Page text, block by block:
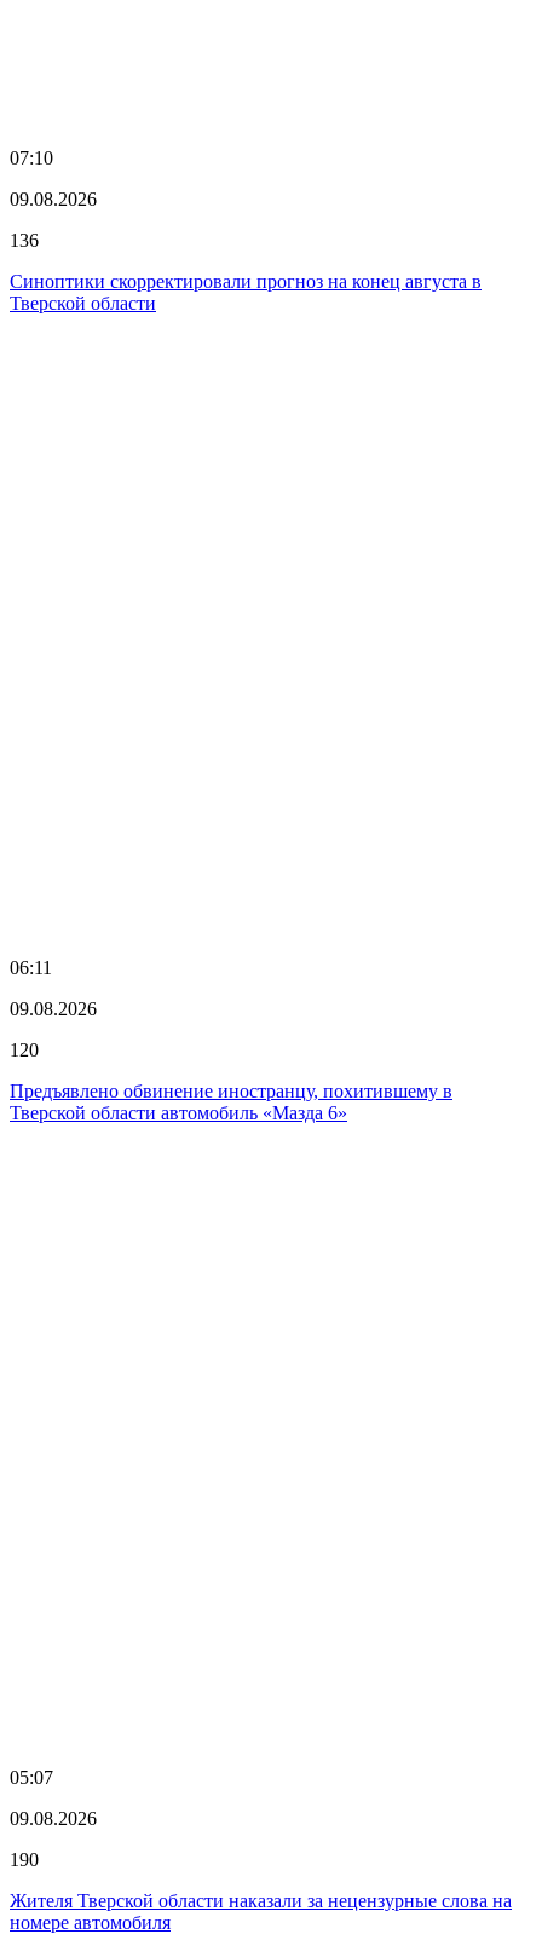
07:10
09.08.2026
136
Синоптики скорректировали прогноз на конец августа в
Тверской области
06:11
09.08.2026
120
Предъявлено обвинение иностранцу, похитившему в
Тверской области автомобиль «Мазда 6»
05:07
09.08.2026
190
Жителя Тверской области наказали за нецензурные слова на
номере автомобиля